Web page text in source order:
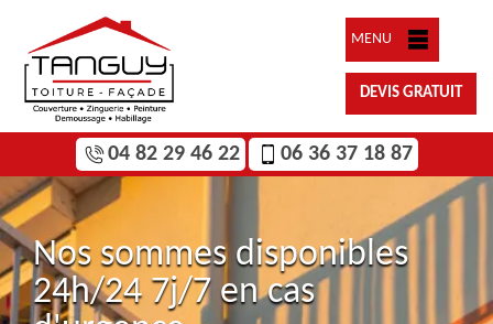
MENU
DEVIS GRATUIT
04 82 29 46 22 06 36 37 18 87
Nos sommes disponibles
24h/24 7j/7 en cas